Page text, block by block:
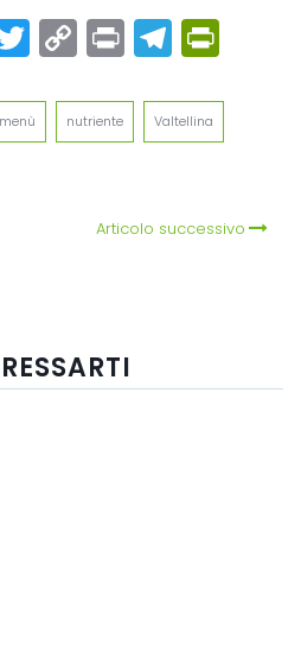
Twitter
CopyPrint
menù nutriente Valtellina
Articolo successivo